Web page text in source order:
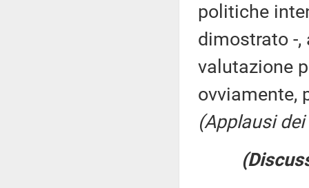
politiche
dimostrato -,
valutazione
ovviamente,
(Applausi